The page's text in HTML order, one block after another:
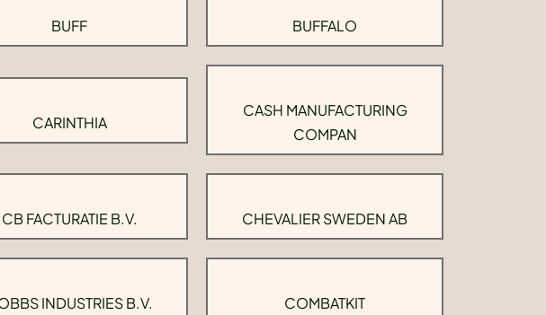
BUFF BUFFALO
CARINTHIA
CASH MANUFACTURING
COMPAN
CB FACTURATIE B.V. CHEVALIER SWEDEN AB
INDUSTRIES B.V. COMBATKIT